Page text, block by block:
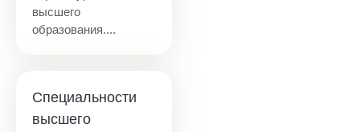
высшего
образования....
Специальности
высшего